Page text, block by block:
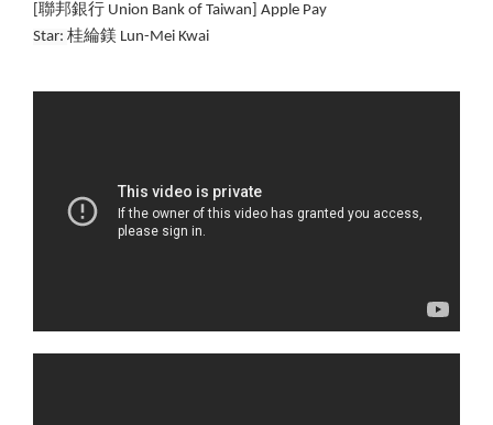
[聯邦銀行 Union Bank of Taiwan] Apple Pay
Star: 桂綸鎂 Lun-Mei Kwai